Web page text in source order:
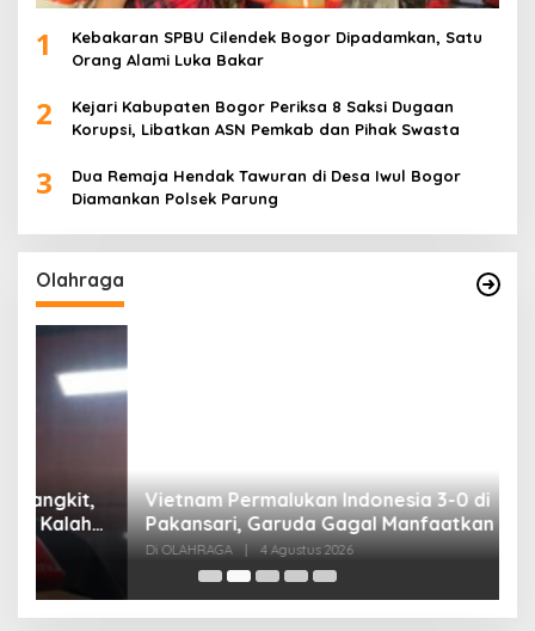
1
Kebakaran SPBU Cilendek Bogor Dipadamkan, Satu
Orang Alami Luka Bakar
2
Kejari Kabupaten Bogor Periksa 8 Saksi Dugaan
Korupsi, Libatkan ASN Pemkab dan Pihak Swasta
3
Dua Remaja Hendak Tawuran di Desa Iwul Bogor
Diamankan Polsek Parung
Olahraga
Vietnam Permalukan Indonesia 3-0 di
Pakansari, Garuda Gagal Manfaatkan Laga
Kandang
| 4 Agustus 2026